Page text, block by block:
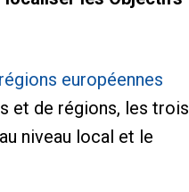
européennes
et de régions, les trois
niveau local et le